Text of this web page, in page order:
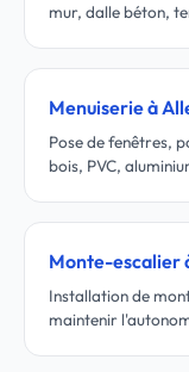
mur, dalle béton,
Menuiserie à
Pose de fenêtres,
bois, PVC,
Monte-escalier
Installation de
maintenir